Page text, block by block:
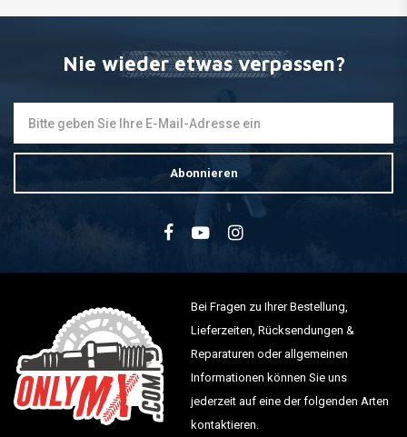
Nie wieder etwas verpassen?
Abonnieren
Bei Fragen zu Ihrer Bestellung,
Lieferzeiten, Rücksendungen &
Reparaturen oder allgemeinen
Informationen können Sie uns
jederzeit auf eine der folgenden Arten
kontaktieren.